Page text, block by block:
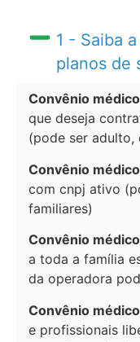
1 - Saiba
planos de
Convênio
que deseja
(pode ser adulto,
Convênio
com cnpj ativo
familiares)
Convênio
a toda a família
da operadora
Convênio
e profissionais